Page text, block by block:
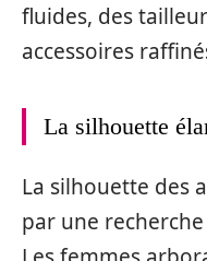
fluides, des
accessoires
La silhouette
La silhouette des
par une recherche